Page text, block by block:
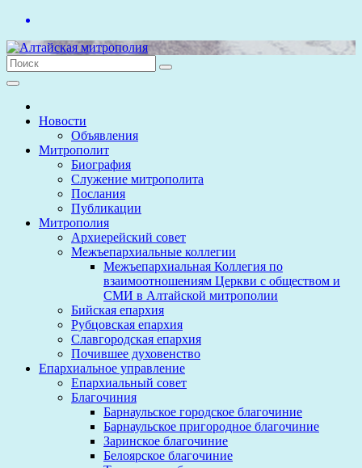
Перейти
содержимому
Новости
Объявления
Митрополит
Биография
Служение митрополита
Послания
Публикации
Митрополия
Архиерейский совет
Межъепархиальные коллегии
Межъепархиальная Коллегия по
взаимоотношениям Церкви с обществом и
СМИ в Алтайской митрополии
Бийская епархия
Рубцовская епархия
Славгородская епархия
Почившее духовенство
Епархиальное управление
Епархиальный совет
Благочиния
Барнаульское городское благочиние
Барнаульское пригородное благочиние
Заринское благочиние
Белоярское благочиние